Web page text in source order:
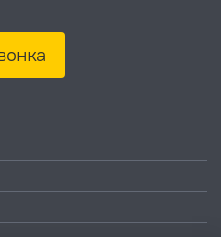
Адрес: Москва, ул.